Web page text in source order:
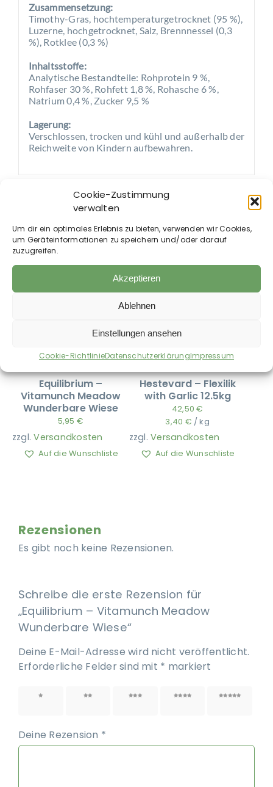
Cookie-Zustimmung
verwalten
Um dir ein optimales Erlebnis zu bieten, verwenden wir Cookies,
um Geräteinformationen zu speichern und/oder darauf
zuzugreifen.
Akzeptieren
Ablehnen
Einstellungen ansehen
Cookie-RichtlinieDatenschutzerklärungImpressum
Zusammensetzung:
Timothy-Gras, hochtemperaturgetrocknet (95 %),
Luzerne, hochgetrocknet, Salz, Brennnessel (0,3
%), Rotklee (0,3 %)
Inhaltsstoffe:
Analytische Bestandteile: Rohprotein 9 %,
Rohfaser 30 %, Rohfett 1,8 %, Rohasche 6 %,
Natrium 0,4 %, Zucker 9,5 %
Lagerung:
Verschlossen, trocken und kühl und außerhalb der
Reichweite von Kindern aufbewahren.
Auch im Shop erhältlich:
Equilibrium –
Vitamunch Meadow
Wunderbare Wiese
5,95 €
zzgl.Versandkosten
Auf die Wunschliste
Hestevard – Flexilik
with Garlic 12.5kg
42,50€
3,40 € /kg
zzgl.Versandkosten
Auf die Wunschliste
Rezensionen
Es gibt noch keine Rezensionen.
Schreibe die erste Rezension für
„Equilibrium – Vitamunch Meadow
Wunderbare Wiese“
Deine E-Mail-Adresse wird nicht veröffentlicht.
Erforderliche Felder sind mit * markiert
1 von 2 von 3 von 4 von 5 von
Deine Rezension *